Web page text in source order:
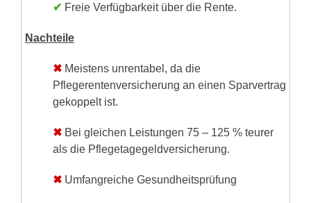
✔ Freie Verfügbarkeit über die Rente.
Nachteile
✖Meistens unrentabel, da die
Pflegerentenversicherung an einen Sparvertrag
gekoppelt ist.
✖Bei gleichen Leistungen 75 – 125 % teurer
als die Pflegetagegeldversicherung.
✖Umfangreiche Gesundheitsprüfung